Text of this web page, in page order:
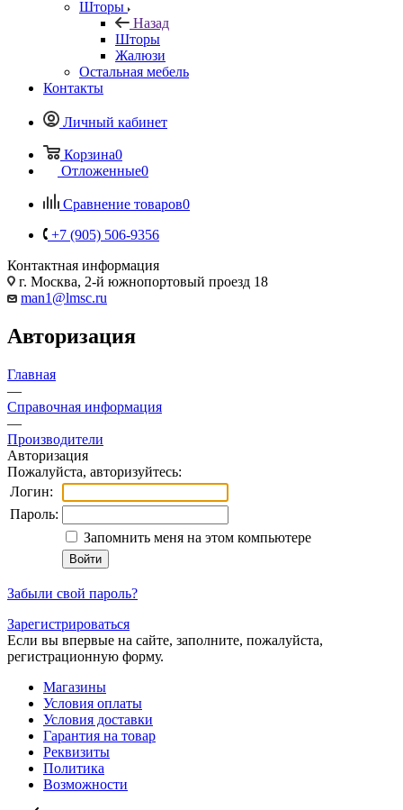
Шторы
Назад
Шторы
Жалюзи
Остальная мебель
Контакты
Личный кабинет
Корзина0
Отложенные0
Сравнение товаров0
+7 (905) 506-9356
Контактная информация
г. Москва, 2-й южнопортовый проезд 18
man1@lmsc.ru
Авторизация
Главная
—
Справочная информация
—
Производители
Авторизация
Пожалуйста, авторизуйтесь:
Логин:
Пароль:
Запомнить меня на этом компьютере
Забыли свой пароль?
Зарегистрироваться
Если вы впервые на сайте, заполните, пожалуйста,
регистрационную форму.
Магазины
Условия оплаты
Условия доставки
Гарантия на товар
Реквизиты
Политика
Возможности